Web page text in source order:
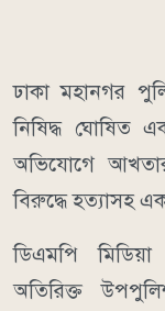
ঢাকা মহানগর
নিষিদ্ধ ঘোষিত
অভিযোগে
বিরুদ্ধে হত্যাসহ
ডিএমপি
অতিরিক্ত